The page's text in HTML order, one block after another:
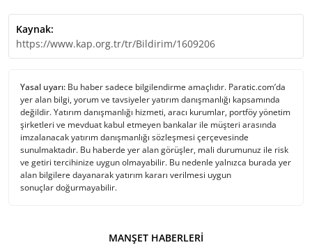
Kaynak:
https://www.kap.org.tr/tr/Bildirim/1609206
Yasal uyarı: Bu haber sadece bilgilendirme amaçlıdır. Paratic.com’da
yer alan bilgi, yorum ve tavsiyeler yatırım danışmanlığı kapsamında
değildir. Yatırım danışmanlığı hizmeti, aracı kurumlar, portföy yönetim
şirketleri ve mevduat kabul etmeyen bankalar ile müşteri arasında
imzalanacak yatırım danışmanlığı sözleşmesi çerçevesinde
sunulmaktadır. Bu haberde yer alan görüşler, mali durumunuz ile risk
ve getiri tercihinize uygun olmayabilir. Bu nedenle yalnızca burada yer
alan bilgilere dayanarak yatırım kararı verilmesi uygun
sonuçlar doğurmayabilir.
MANŞET HABERLERI